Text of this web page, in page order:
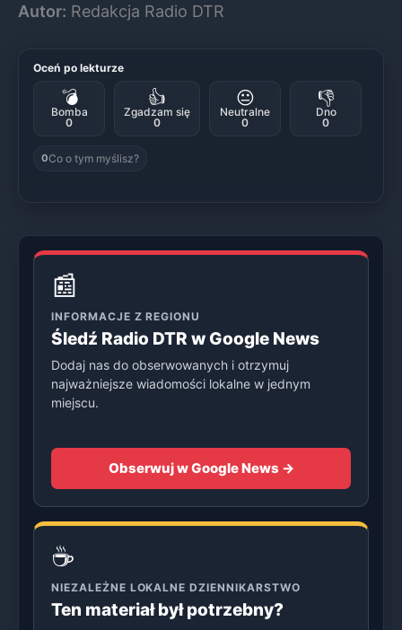
Autor: Redakcja Radio DTR
Oceń po lekturze
💣
Bomba
0
👍
Zgadzam się
0
😐
Neutralne
0
👎
Dno
0
0Co o tym myślisz?
📰
INFORMACJE Z REGIONU
Śledź Radio DTR w Google News
Dodaj nas do obserwowanych i otrzymuj
najważniejsze wiadomości lokalne w jednym
miejscu.
Obserwuj w Google News →
☕
NIEZALEŻNE LOKALNE DZIENNIKARSTWO
Ten materiał był potrzebny?